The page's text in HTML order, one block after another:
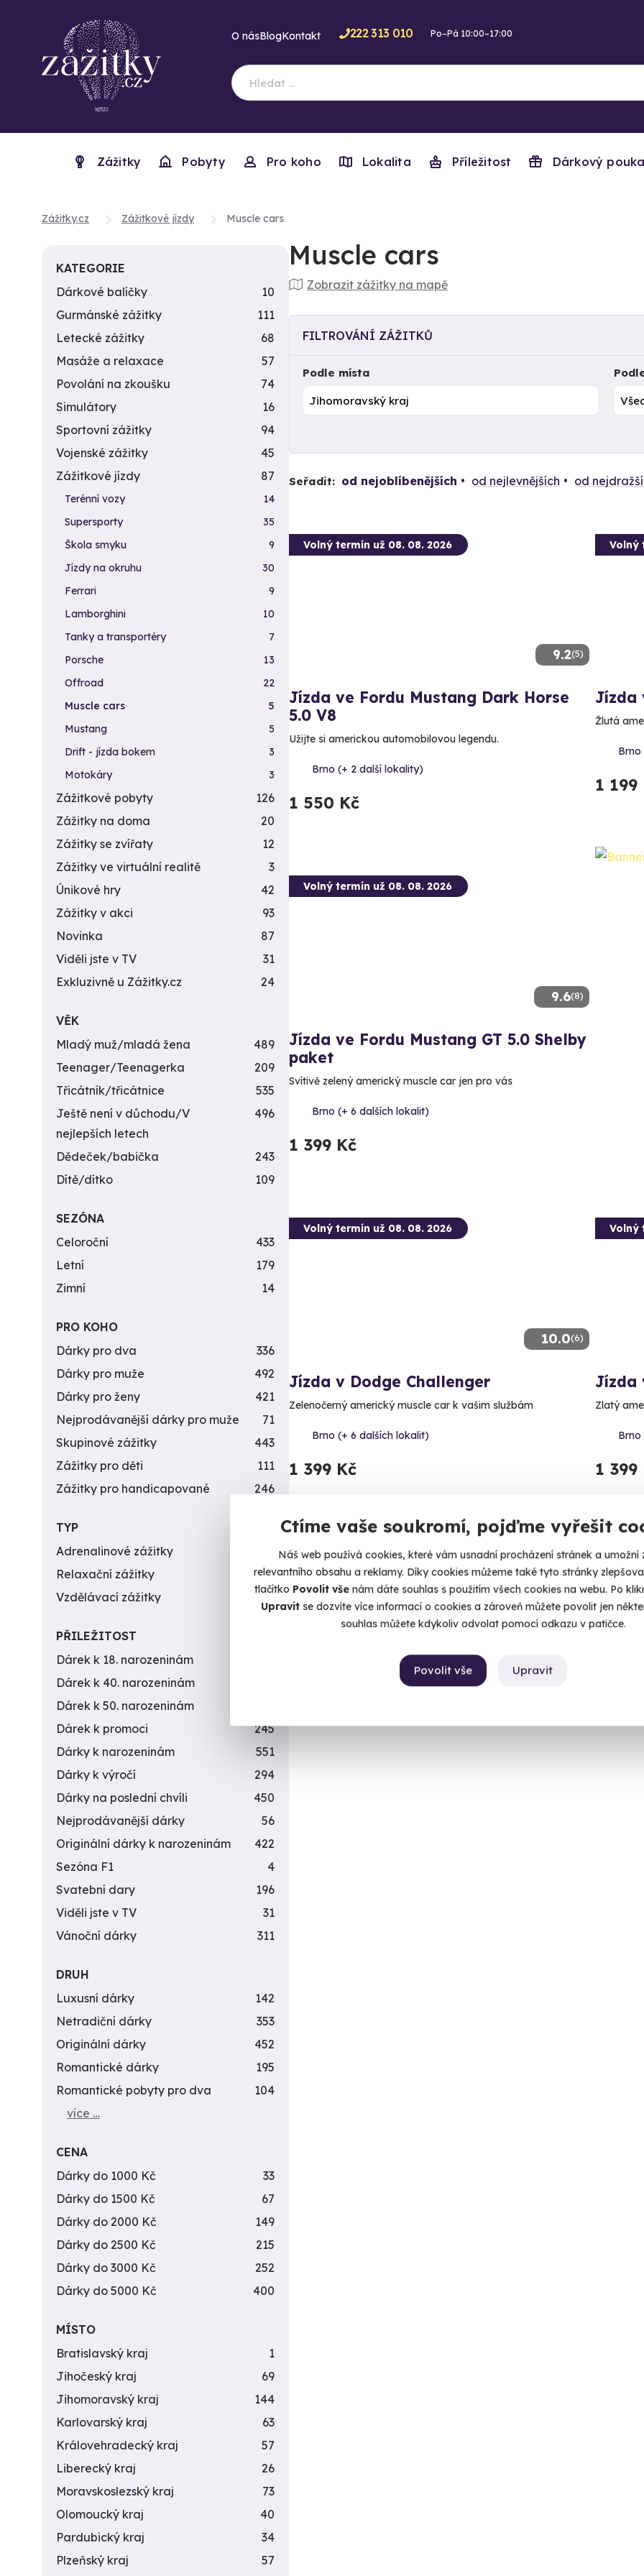
Ctíme vaše soukromí, pojďme vyřešit
Náš web používá cookies, které vám usnadní procházení stránek a umožní
relevantního obsahu a reklamy. Díky cookies můžeme také tyto stránky
tlačítko Povolit vše nám dáte souhlas s použitím všech cookies na webu. Po
Upravitse dozvíte více informací o cookies a zároveň můžete povolit jen
souhlas můžete kdykoliv odvolat pomocí odkazu v patičce.
Upravit
Povolit vše
O násBlogKontakt 222 313 010 Po–Pá 10:00–17:00
Zážitky Pobyty Pro koho Lokalita Příležitost Dárkový
Zážitky.cz Zážitkové jízdy Muscle cars
Muscle cars
Zobrazit zážitky na mapě
FILTROVÁNÍ ZÁŽITKŮ
Podle místa
Seřadit: od nejoblíbenějších od nejlevnějších od
9.2(5)
Volný termín už 08. 08. 2026
Jízda ve Fordu Mustang Dark Horse
5.0 V8
Užijte si americkou automobilovou legendu.
Brno (+ 2 další lokality)
1 550 Kč
Volný
Jízda
Žlutá
1 199
9.6(8)
Volný termín už 08. 08. 2026
Jízda ve Fordu Mustang GT 5.0 Shelby
paket
Svítivě zelený americký muscle car jen pro vás
Brno (+ 6 dalších lokalit)
1 399 Kč
10.0(6)
Volný termín už 08. 08. 2026
Jízda v Dodge Challenger
Zelenočerný americký muscle car k vašim službám
Brno (+ 6 dalších lokalit)
1 399 Kč
Volný
Jízda
Zlatý
1 399
KATEGORIE
Dárkové balíčky
10
Gurmánské zážitky
111
Letecké zážitky
68
Masáže a relaxace
57
Povolání na zkoušku
74
Simulátory
16
Sportovní zážitky
94
Vojenské zážitky
45
Zážitkové jízdy
87
Terénní vozy
14
Supersporty
35
Škola smyku
9
Jízdy na okruhu
30
Ferrari
9
Lamborghini
10
Tanky a transportéry
7
Porsche
13
Offroad
22
Muscle cars
5
Mustang
5
Drift - jízda bokem
3
Motokáry
3
Zážitkové pobyty
126
Zážitky na doma
20
Zážitky se zvířaty
12
Zážitky ve virtuální realitě
3
Únikové hry
42
Zážitky v akci
93
Novinka
87
Viděli jste v TV
31
Exkluzivně u Zážitky.cz
24
VĚK
Mladý muž/mladá žena
489
Teenager/Teenagerka
209
Třicátník/třicátnice
535
Ještě není v důchodu/V
nejlepších letech
496
Dědeček/babička
243
Dítě/dítko
109
SEZÓNA
Celoroční
433
Letní
179
Zimní
14
PRO KOHO
Dárky pro dva
336
Dárky pro muže
492
Dárky pro ženy
421
Nejprodávanější dárky pro muže
71
Skupinové zážitky
443
Zážitky pro děti
111
Zážitky pro handicapované
246
TYP
Adrenalinové zážitky
Relaxační zážitky
162
Vzdělávací zážitky
151
PŘILEŽITOST
Dárek k 18. narozeninám
Dárek k 40. narozeninám
Dárek k 50. narozeninám
Dárek k promoci
245
Dárky k narozeninám
551
Dárky k výročí
294
Dárky na poslední chvíli
450
Nejprodávanější dárky
56
Originální dárky k narozeninám
422
Sezóna F1
4
Svatební dary
196
Viděli jste v TV
31
Vánoční dárky
311
DRUH
Luxusní dárky
142
Netradiční dárky
353
Originální dárky
452
Romantické dárky
195
Romantické pobyty pro dva
104
více …
CENA
Dárky do 1000 Kč
33
Dárky do 1500 Kč
67
Dárky do 2000 Kč
149
Dárky do 2500 Kč
215
Dárky do 3000 Kč
252
Dárky do 5000 Kč
400
MÍSTO
Bratislavský kraj
1
Jihočeský kraj
69
Jihomoravský kraj
144
Karlovarský kraj
63
Královehradecký kraj
57
Liberecký kraj
26
Moravskoslezský kraj
73
Olomoucký kraj
40
Pardubický kraj
34
Plzeňský kraj
57